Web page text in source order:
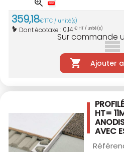
359,18€TTC / unité(s)
Dont écotaxe : 0,14€ HT / unité(s)
Sur commande
Ajouter
HT=
AVEC